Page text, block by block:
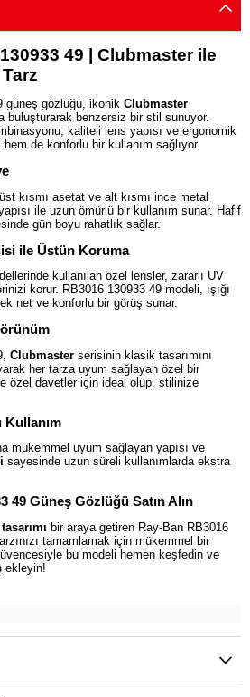
49 | Clubmaster ile
güneş gözlüğü, ikonik Clubmaster
buluşturarak benzersiz bir stil sunuyor.
kaliteli lens yapısı ve ergonomik
de konforlu bir kullanım sağlıyor.
kısmı asetat ve alt kısmı ince metal
ile uzun ömürlü bir kullanım sunar. Hafif
gün boyu rahatlık sağlar.
ile Üstün Koruma
kullanılan özel lensler, zararlı UV
korur. RB3016 130933 49 modeli, ışığı
net ve konforlu bir görüş sunar.
Clubmaster serisinin klasik tasarımını
her tarza uyum sağlayan özel bir
özel davetler için ideal olup, stilinize
mükemmel uyum sağlayan yapısı ve
sayesinde uzun süreli kullanımlarda ekstra
49 Güneş Gözlüğü Satın Alın
bir araya getiren Ray-Ban RB3016
tamamlamak için mükemmel bir
bu modeli hemen keşfedin ve
ekleyin!